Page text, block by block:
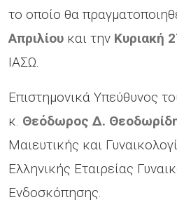
το οποίο θα
Απριλίου και την Κυριακή
ΙΑΣΩ.
Επιστημονικά Υπεύθυνος
κ. Θεόδωρος Δ.
Μαιευτικής και
Ελληνικής Εταιρείας
Ενδοσκόπησης.